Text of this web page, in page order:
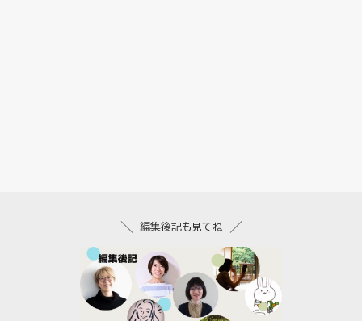
編集後記も見てね